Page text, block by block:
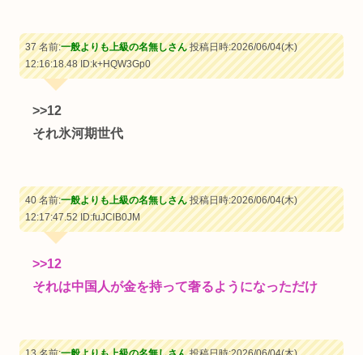
37 名前:一般よりも上級の名無しさん投稿日時:2026/06/04(木)
12:16:18.48ID:k+HQW3Gp0
>>12
それ氷河期世代
40 名前:一般よりも上級の名無しさん投稿日時:2026/06/04(木)
12:17:47.52ID:fuJClB0JM
>>12
それは中国人が金を持って奢るようになっただけ